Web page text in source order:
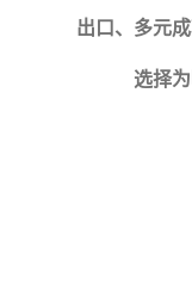
出口、多元成
选择为